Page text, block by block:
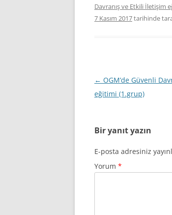
Davranış ve Etkili İletişim
7 Kasım 2017tarihinde
Yazı
dolaşımı
← OGM’de Güvenli
eğitimi (1.grup)
Bir yanıt yazın
E-posta adresiniz
Yorum *